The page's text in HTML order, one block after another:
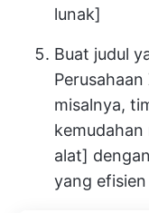
lunak]
Buat judul
misalnya,
alat]
yang efisien